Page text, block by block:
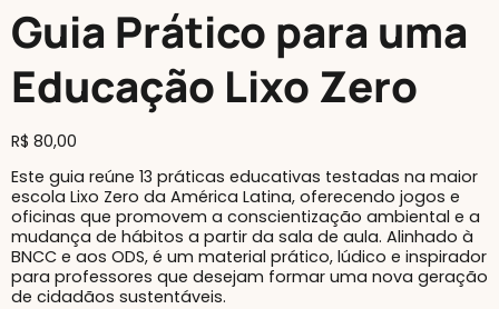
Guia Prático para uma
Educação Lixo Zero
R$ 80,00
Este guia reúne 13 práticas educativas testadas na maior
escola Lixo Zero da América Latina, oferecendo jogos e
oficinas que promovem a conscientização ambiental e a
mudança de hábitos a partir da sala de aula. Alinhado à
BNCC e aos ODS, é um material prático, lúdico e inspirador
para professores que desejam formar uma nova geração
de cidadãos sustentáveis.